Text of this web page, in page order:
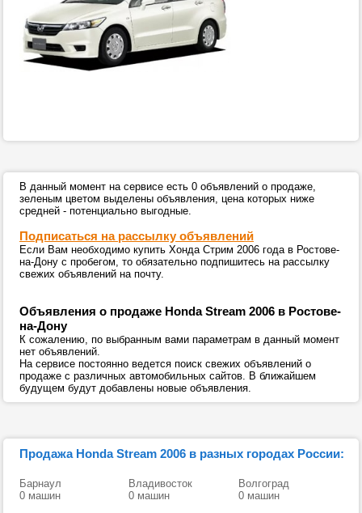
В данный момент на сервисе есть 0 объявлений о продаже,
зеленым цветом выделены объявления, цена которых ниже
средней - потенциально выгодные.
Подписаться на рассылку объявлений
Если Вам необходимо купить Хонда Стрим 2006 года в Ростове-
на-Дону с пробегом, то обязательно подпишитесь на рассылку
свежих объявлений на почту.
Объявления о продаже Honda Stream 2006 в Ростове-
на-Дону
К сожалению, по выбранным вами параметрам в данный момент
нет объявлений.
На сервисе постоянно ведется поиск свежих объявлений о
продаже с различных автомобильных сайтов. В ближайшем
будущем будут добавлены новые объявления.
Продажа Honda Stream 2006 в разных городах России:
Барнаул
0 машин
Владивосток
0 машин
Волгоград
0 машин